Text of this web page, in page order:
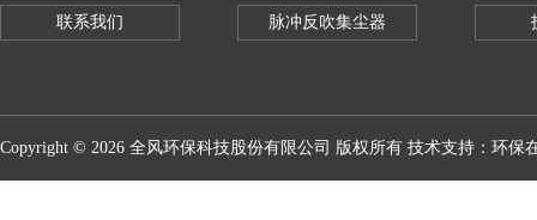
联系我们 脉冲反吹集尘器
Copyright © 2026 全风环保科技股份有限公司 版权所有 技术支持： 环保